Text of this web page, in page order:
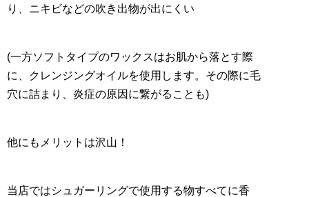
り、ニキビなどの吹き出物が出にくい
(一方ソフトタイプのワックスはお肌から落とす際
に、クレンジングオイルを使用します。その際に毛
穴に詰まり、炎症の原因に繋がることも)
他にもメリットは沢山！
当店ではシュガーリングで使用する物すべてに香